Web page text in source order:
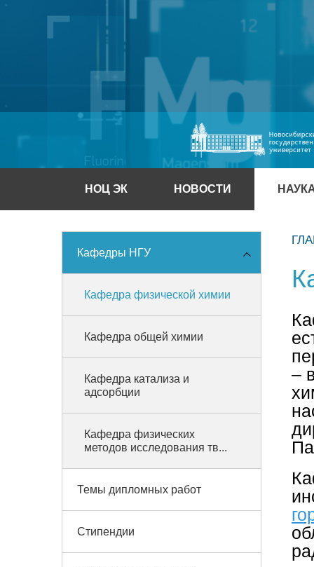
НОЦ ЭК НОВОСТИ
Кафедры НГУ
Кафедра физической химии
Кафедра общей химии
Кафедра катализа и
адсорбции
Кафедра физических
методов исследования тв...
Темы дипломных работ
Стипендии
–